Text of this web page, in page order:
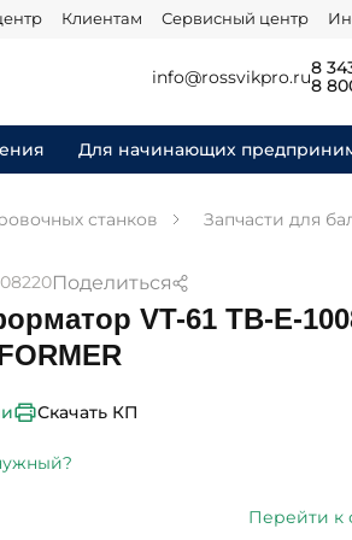
Клиентам Сервисный центр
info@rossvikpro.ru8
8
Для начинающих
станков Запчасти для
Поделиться
VT-61 TB-E-
Скачать КП
Перейти к